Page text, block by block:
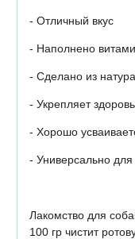
- Отличный вкус
- Наполнено
- Сделано из
- Укрепляет
- Хорошо
- Универсально для
Лакомство для
100 гр чистит